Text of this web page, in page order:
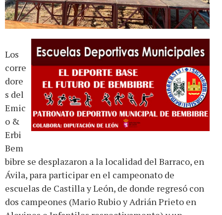
Los
corre
dore
s del
Emic
o &
Erbi
Bem
bibre se desplazaron a la localidad del Barraco, en
Ávila, para participar en el campeonato de
escuelas de Castilla y León, de donde regresó con
dos campeones (Mario Rubio y Adrián Prieto en